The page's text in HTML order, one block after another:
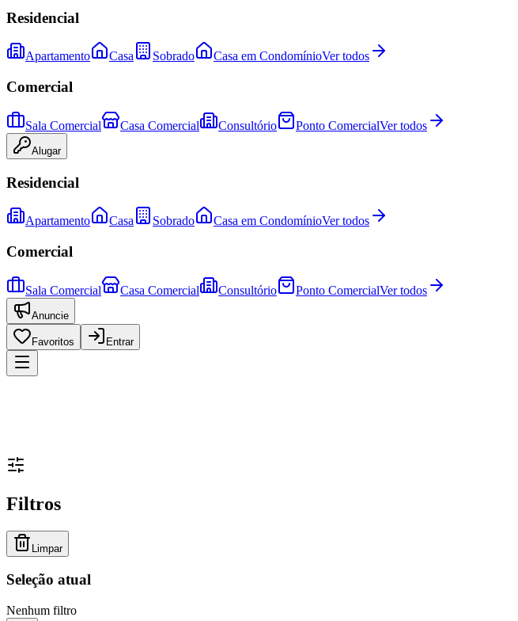
Residencial
Apartamento Casa Sobrado Casa em CondomínioVer todos
Comercial
Sala Comercial Casa Comercial Consultório Ponto ComercialVer todos
Alugar
Residencial
Apartamento Casa Sobrado Casa em CondomínioVer todos
Comercial
Sala Comercial Casa Comercial Consultório Ponto ComercialVer todos
Anuncie
Favoritos Entrar
Filtros
Limpar
Seleção atual
Nenhum filtro